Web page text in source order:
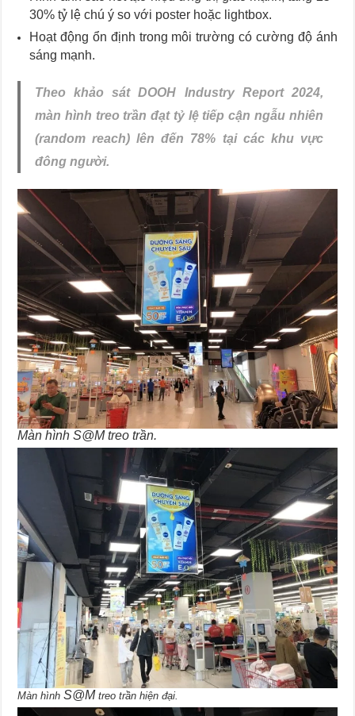
30% tỷ lệ chú ý so với poster hoặc lightbox.
Hoạt động ổn định trong môi trường có cường độ ánh
sáng mạnh.
Theo khảo sát DOOH Industry Report 2024,
màn hình treo trần đạt tỷ lệ tiếp cận ngẫu nhiên
(random reach) lên đến 78% tại các khu vực
đông người.
Màn hình S@M treo trần.
Màn hìnhS@Mtreo trần hiện đại.